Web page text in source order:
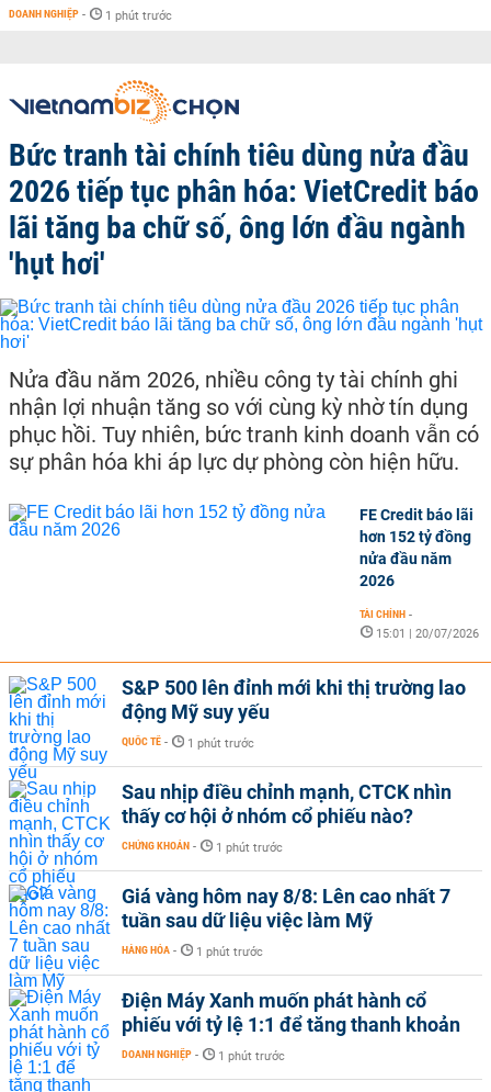
DOANH NGHIỆP - 1 phút trước
Bức tranh tài chính tiêu dùng nửa đầu
2026 tiếp tục phân hóa: VietCredit báo
lãi tăng ba chữ số, ông lớn đầu ngành
'hụt hơi'
Nửa đầu năm 2026, nhiều công ty tài chính ghi
nhận lợi nhuận tăng so với cùng kỳ nhờ tín dụng
phục hồi. Tuy nhiên, bức tranh kinh doanh vẫn có
sự phân hóa khi áp lực dự phòng còn hiện hữu.
FE Credit báo lãi
hơn 152 tỷ đồng
nửa đầu năm
2026
TÀI CHÍNH -
15:01 | 20/07/2026
S&P 500 lên đỉnh mới khi thị trường lao
động Mỹ suy yếu
QUỐC TẾ - 1 phút trước
Sau nhịp điều chỉnh mạnh, CTCK nhìn
thấy cơ hội ở nhóm cổ phiếu nào?
CHỨNG KHOÁN - 1 phút trước
Giá vàng hôm nay 8/8: Lên cao nhất 7
tuần sau dữ liệu việc làm Mỹ
HÀNG HÓA - 1 phút trước
Điện Máy Xanh muốn phát hành cổ
phiếu với tỷ lệ 1:1 để tăng thanh khoản
DOANH NGHIỆP - 1 phút trước